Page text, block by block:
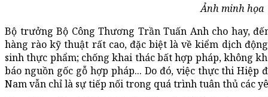
Ảnh minh họa
Bộ trưởng Bộ Công Thương Trần Tuấn Anh cho hay,
hàng rào kỹ thuật rất cao, đặc biệt là về kiểm dịch
sinh thực phẩm; chống khai thác bất hợp pháp, không
báo nguồn gốc gỗ hợp pháp... Do đó, việc thực thi Hiệp
Nam vẫn chỉ là sự tiếp nối trong quá trình tuân thủ các